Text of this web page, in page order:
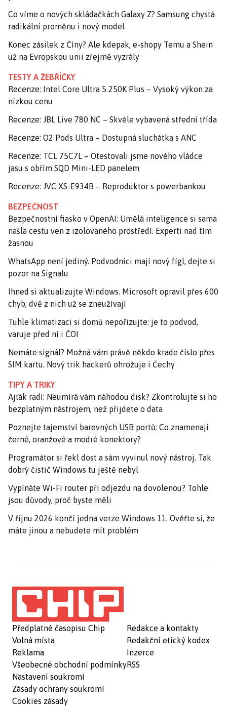
Co víme o nových skládačkách Galaxy Z? Samsung chystá
radikální proměnu i nový model
Konec zásilek z Číny? Ale kdepak, e-shopy Temu a Shein
už na Evropskou unii zřejmě vyzrály
TESTY A ŽEBŘÍČKY
Recenze: Intel Core Ultra 5 250K Plus – Vysoký výkon za
nízkou cenu
Recenze: JBL Live 780 NC – Skvěle vybavená střední třída
Recenze: O2 Pods Ultra – Dostupná sluchátka s ANC
Recenze: TCL 75C7L – Otestovali jsme nového vládce
jasu s obřím SQD Mini-LED panelem
Recenze: JVC XS-E934B – Reproduktor s powerbankou
BEZPEČNOST
Bezpečnostní fiasko v OpenAI: Umělá inteligence si sama
našla cestu ven z izolovaného prostředí. Experti nad tím
žasnou
WhatsApp není jediný. Podvodníci mají nový fígl, dejte si
pozor na Signalu
Ihned si aktualizujte Windows. Microsoft opravil přes 600
chyb, dvě z nich už se zneužívají
Tuhle klimatizaci si domů nepořizujte: je to podvod,
varuje před ní i ČOI
Nemáte signál? Možná vám právě někdo krade číslo přes
SIM kartu. Nový trik hackerů ohrožuje i Čechy
TIPY A TRIKY
Ajťák radí: Neumírá vám náhodou disk? Zkontrolujte si ho
bezplatným nástrojem, než přijdete o data
Poznejte tajemství barevných USB portů: Co znamenají
černé, oranžové a modré konektory?
Programátor si řekl dost a sám vyvinul nový nástroj. Tak
dobrý čistič Windows tu ještě nebyl
Vypínáte Wi-Fi router při odjezdu na dovolenou? Tohle
jsou důvody, proč byste měli
V říjnu 2026 končí jedna verze Windows 11. Ověřte si, že
máte jinou a nebudete mít problém
Předplatné časopisu Chip
Volná místa
Reklama
Všeobecné obchodní podmínky
Nastavení soukromí
Zásady ochrany soukromí
Cookies zásady
Redakce a kontakty
Redakční etický kodex
Inzerce
RSS